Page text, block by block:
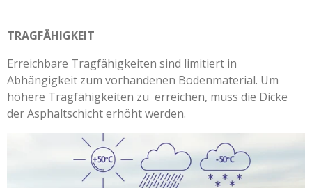
TRAGFÄHIGKEIT
Erreichbare Tragfähigkeiten sind limitiert in
Abhängigkeit zum vorhandenen Bodenmaterial. Um
höhere Tragfähigkeiten zu erreichen, muss die Dicke
der Asphaltschicht erhöht werden.